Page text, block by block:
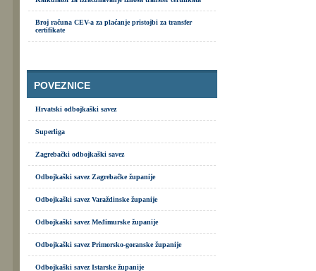
Broj računa CEV-a za plaćanje pristojbi za transfer
certifikate
POVEZNICE
Hrvatski odbojkaški savez
Superliga
Zagrebački odbojkaški savez
Odbojkaški savez Zagrebačke županije
Odbojkaški savez Varaždinske županije
Odbojkaški savez Međimurske županije
Odbojkaški savez Primorsko-goranske županije
Odbojkaški savez Istarske županije